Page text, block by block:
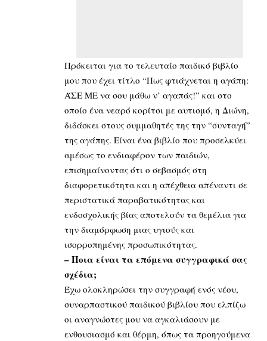
Πρόκειται για το τελευταίο παιδικό βιβλίο
μου που έχει τίτλο “Πως φτιάχνεται η αγάπη:
ΆΣΕ ΜΕ να σου μάθω ν’ αγαπάς!” και στο
οποίο ένα νεαρό κορίτσι με αυτισμό, η Διώνη,
διδάσκει στους συμμαθητές της την “συνταγή”
της αγάπης. Είναι ένα βιβλίο που προσελκύει
αμέσως το ενδιαφέρον των παιδιών,
επισημαίνοντας ότι ο σεβασμός στη
διαφορετικότητα και η απέχθεια απέναντι σε
περιστατικά παραβατικότητας και
ενδοσχολικής βίας αποτελούν τα θεμέλια για
την διαμόρφωση μιας υγιούς και
ισορροπημένης προσωπικότητας.
– Ποια είναι τα επόμενα συγγραφικά σας
σχέδια;
Έχω ολοκληρώσει την συγγραφή ενός νέου,
συναρπαστικού παιδικού βιβλίου που ελπίζω
οι αναγνώστες μου να αγκαλιάσουν με
ενθουσιασμό και θέρμη, όπως τα προηγούμενα